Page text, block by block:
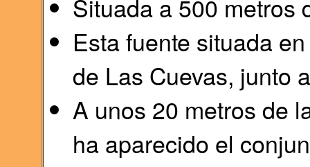
Situada a 500 metros
Esta fuente situada
de Las Cuevas, junto
A unos 20 metros de
ha aparecido el